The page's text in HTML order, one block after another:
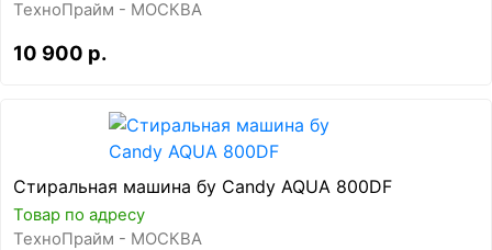
ТехноПрайм - МОСКВА
10 900 р.
Стиральная машина бу Candy AQUA 800DF
Товар по адресу
ТехноПрайм - МОСКВА